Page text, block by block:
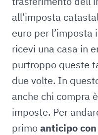
all’imposta
euro per
ricevi una casa in
purtroppo queste
due volte. In
anche chi compra
imposte. Per
primoanticipo